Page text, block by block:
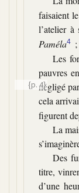
faisaient
l’atelier à
Paméla4
Les
pauvres
négligé
{p. 4}
cela
figurent
La
Des
titre,
d’une